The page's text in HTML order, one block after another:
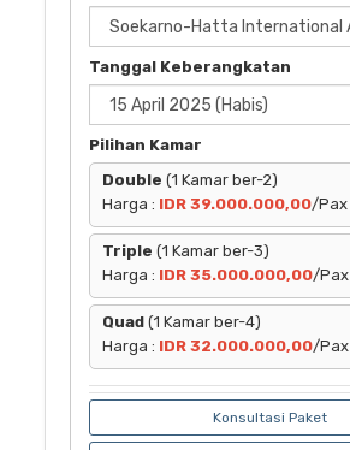
Tanggal Keberangkatan
Pilihan Kamar
Double (1 Kamar ber-2)
Harga : IDR 39.000.000,00/Pax
Triple (1 Kamar ber-3)
Harga : IDR 35.000.000,00/Pax
Quad (1 Kamar ber-4)
Harga : IDR 32.000.000,00/Pax
Konsultasi Paket